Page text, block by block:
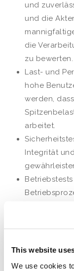
This website
We use cookies
und
und die
die
zu bewerten.
Last- und
hohe
werden,
arbeitet.
Integrität